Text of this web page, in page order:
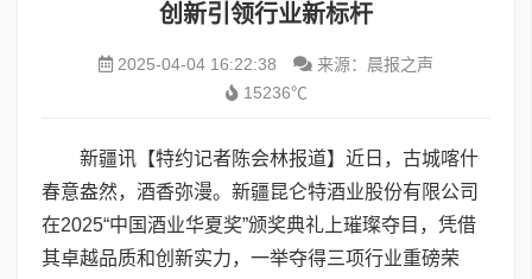
创新引领行业新标杆
2025-04-04 16:22:38
来源：晨报之声
15236℃
新疆讯【特约记者陈会林报道】近日，古城喀什
春意盎然，酒香弥漫。新疆昆仑特酒业股份有限公司
在2025“中国酒业华夏奖”颁奖典礼上璀璨夺目，凭借
其卓越品质和创新实力，一举夺得三项行业重磅荣